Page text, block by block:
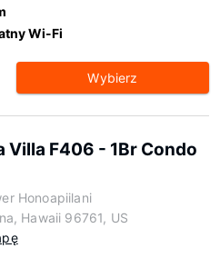
Wi-Fi
Wybierz
Villa F406 - 1Br Condo
Honoapiilani
Hawaii 96761, US